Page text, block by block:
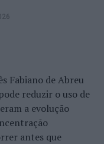
Fabiano de Abreu
reduzir o uso de
a evolução
antes que